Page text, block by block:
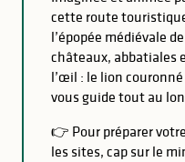
cette route
l’épopée médiévale
châteaux, abbatiales
l’œil : le lion
vous guide tout au
👉 Pour préparer
les sites, cap sur le